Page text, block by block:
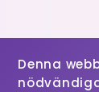
Denna